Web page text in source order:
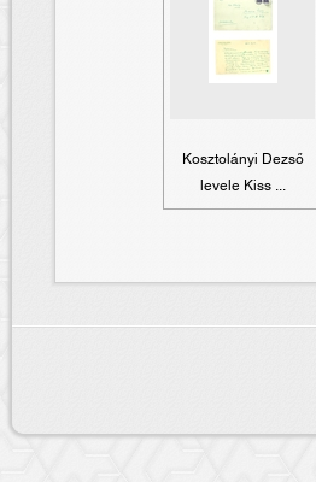
Kosztolányi Dezső
levele Kiss ...